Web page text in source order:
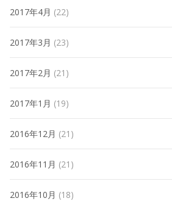
2017年4月 (22)
2017年3月 (23)
2017年2月 (21)
2017年1月 (19)
2016年12月 (21)
2016年11月 (21)
2016年10月 (18)